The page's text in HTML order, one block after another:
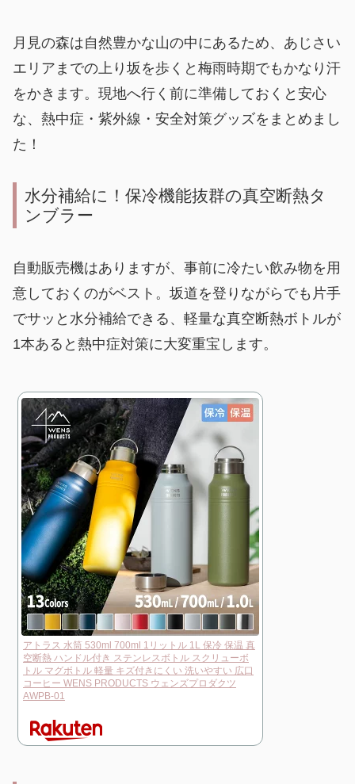
月見の森は自然豊かな山の中にあるため、あじさい
エリアまでの上り坂を歩くと梅雨時期でもかなり汗
をかきます。現地へ行く前に準備しておくと安心
な、熱中症・紫外線・安全対策グッズをまとめまし
た！
水分補給に！保冷機能抜群の真空断熱タ
ンブラー
自動販売機はありますが、事前に冷たい飲み物を用
意しておくのがベスト。坂道を登りながらでも片手
でサッと水分補給できる、軽量な真空断熱ボトルが
1本あると熱中症対策に大変重宝します。
アトラス 水筒 530ml 700ml 1リットル 1L 保冷 保温 真
空断熱 ハンドル付き ステンレスボトル スクリューボ
トル マグボトル 軽量 キズ付きにくい 洗いやすい 広口
コーヒー WENS PRODUCTS ウェンズプロダクツ
AWPB-01